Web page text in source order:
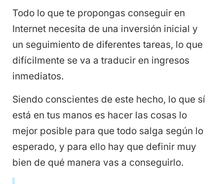
Todo lo que te propongas conseguir en
Internet necesita de una inversión inicial y
un seguimiento de diferentes tareas, lo que
difícilmente se va a traducir en ingresos
inmediatos.
Siendo conscientes de este hecho, lo que sí
está en tus manos es hacer las cosas lo
mejor posible para que todo salga según lo
esperado, y para ello hay que definir muy
bien de qué manera vas a conseguirlo.